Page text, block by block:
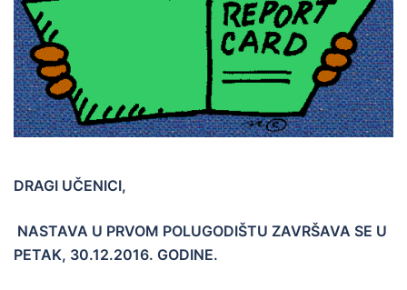
DRAGI UČENICI,
NASTAVA U PRVOM POLUGODIŠTU ZAVRŠAVA SE U
PETAK, 30.12.2016. GODINE.